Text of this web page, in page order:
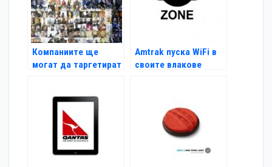
Компаниите ще
могат да таргетират
Amtrak пуска WiFi в
своите влакове